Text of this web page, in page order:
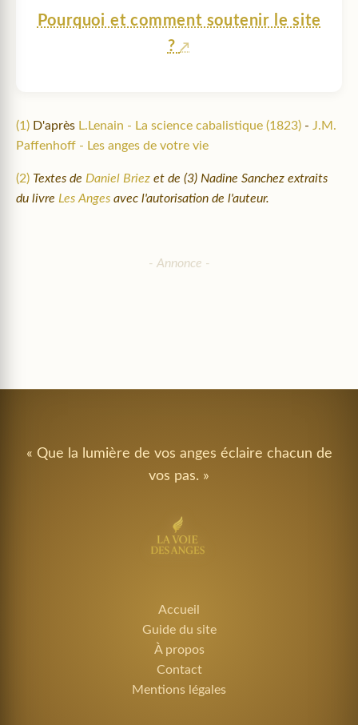
Pourquoi et comment soutenir le site
?
(1) D'après L.Lenain - La science cabalistique (1823) - J.M.
Paffenhoff - Les anges de votre vie
(2) Textes de Daniel Briez et de (3) Nadine Sanchez extraits
du livre Les Anges avec l'autorisation de l'auteur.
« Que la lumière de vos anges éclaire chacun de
vos pas. »
Accueil
Guide du site
À propos
Contact
Mentions légales